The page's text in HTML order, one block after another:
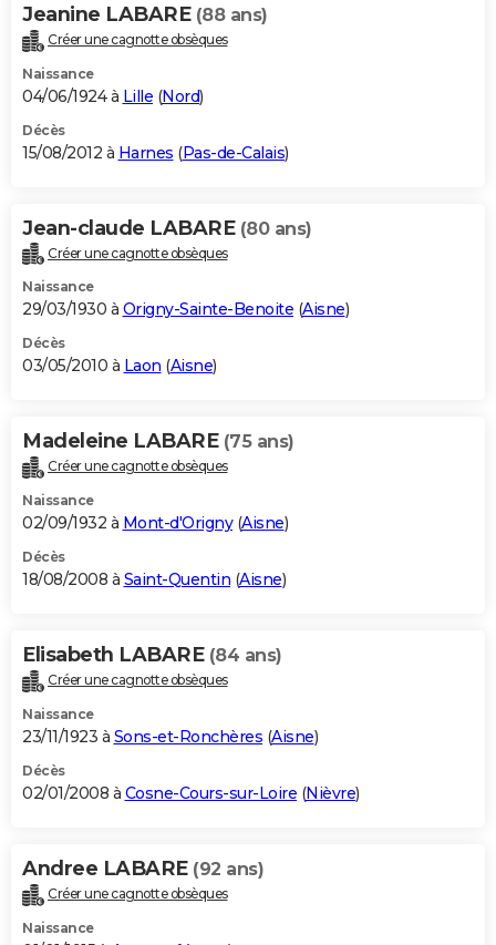
Jeanine LABARE (88 ans)
Créer une cagnotte obsèques
Naissance
04/06/1924 à Lille (Nord)
Décès
15/08/2012 à Harnes (Pas-de-Calais)
Jean-claude LABARE (80 ans)
Créer une cagnotte obsèques
Naissance
29/03/1930 à Origny-Sainte-Benoite (Aisne)
Décès
03/05/2010 à Laon (Aisne)
Madeleine LABARE (75 ans)
Créer une cagnotte obsèques
Naissance
02/09/1932 à Mont-d'Origny(Aisne)
Décès
18/08/2008 à Saint-Quentin (Aisne)
Elisabeth LABARE (84 ans)
Créer une cagnotte obsèques
Naissance
23/11/1923 à Sons-et-Ronchères (Aisne)
Décès
02/01/2008 à Cosne-Cours-sur-Loire (Nièvre)
Andree LABARE (92 ans)
Créer une cagnotte obsèques
Naissance